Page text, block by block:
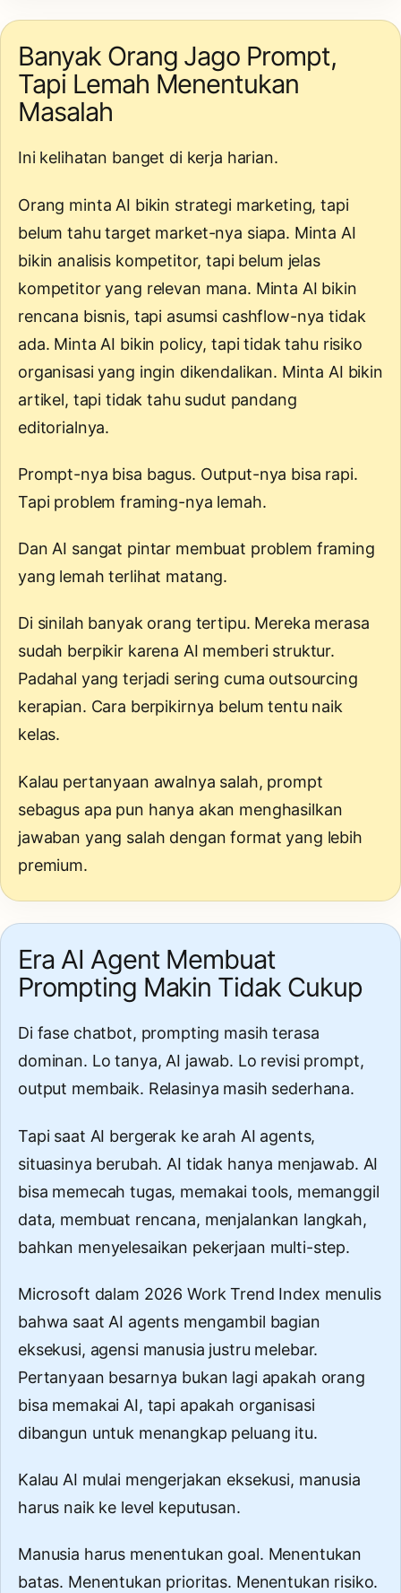
Banyak Orang Jago Prompt,
Tapi Lemah Menentukan
Masalah
Ini kelihatan banget di kerja harian.
Orang minta AI bikin strategi marketing, tapi
belum tahu target market-nya siapa. Minta AI
bikin analisis kompetitor, tapi belum jelas
kompetitor yang relevan mana. Minta AI bikin
rencana bisnis, tapi asumsi cashflow-nya tidak
ada. Minta AI bikin policy, tapi tidak tahu risiko
organisasi yang ingin dikendalikan. Minta AI bikin
artikel, tapi tidak tahu sudut pandang
editorialnya.
Prompt-nya bisa bagus. Output-nya bisa rapi.
Tapi problem framing-nya lemah.
Dan AI sangat pintar membuat problem framing
yang lemah terlihat matang.
Di sinilah banyak orang tertipu. Mereka merasa
sudah berpikir karena AI memberi struktur.
Padahal yang terjadi sering cuma outsourcing
kerapian. Cara berpikirnya belum tentu naik
kelas.
Kalau pertanyaan awalnya salah, prompt
sebagus apa pun hanya akan menghasilkan
jawaban yang salah dengan format yang lebih
premium.
Era AI Agent Membuat
Prompting Makin Tidak Cukup
Di fase chatbot, prompting masih terasa
dominan. Lo tanya, AI jawab. Lo revisi prompt,
output membaik. Relasinya masih sederhana.
Tapi saat AI bergerak ke arah AI agents,
situasinya berubah. AI tidak hanya menjawab. AI
bisa memecah tugas, memakai tools, memanggil
data, membuat rencana, menjalankan langkah,
bahkan menyelesaikan pekerjaan multi-step.
Microsoft dalam 2026 Work Trend Index menulis
bahwa saat AI agents mengambil bagian
eksekusi, agensi manusia justru melebar.
Pertanyaan besarnya bukan lagi apakah orang
bisa memakai AI, tapi apakah organisasi
dibangun untuk menangkap peluang itu.
Kalau AI mulai mengerjakan eksekusi, manusia
harus naik ke level keputusan.
Manusia harus menentukan goal. Menentukan
batas. Menentukan prioritas. Menentukan risiko.